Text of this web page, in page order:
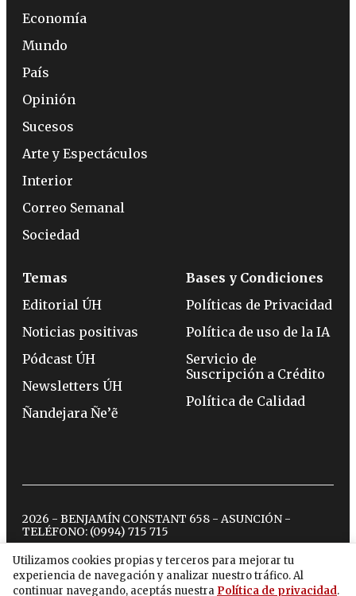
Utilizamos cookies propias y terceros para mejorar tu
experiencia de navegación y analizar nuestro tráfico. Al
continuar navegando, aceptás nuestra Política de privacidad.
Economía
Mundo
País
Opinión
Sucesos
Arte y Espectáculos
Interior
Correo Semanal
Sociedad
Temas
Editorial ÚH
Noticias positivas
Pódcast ÚH
Newsletters ÚH
Ñandejara Ñe’ẽ
Bases y Condiciones
Políticas de Privacidad
Política de uso de la IA
Servicio de
Suscripción a Crédito
Política de Calidad
2026 - BENJAMÍN CONSTANT 658 - ASUNCIÓN -
TELÉFONO: (0994) 715 715
twitterinstagram
facebook
tiktokyoutubespotify